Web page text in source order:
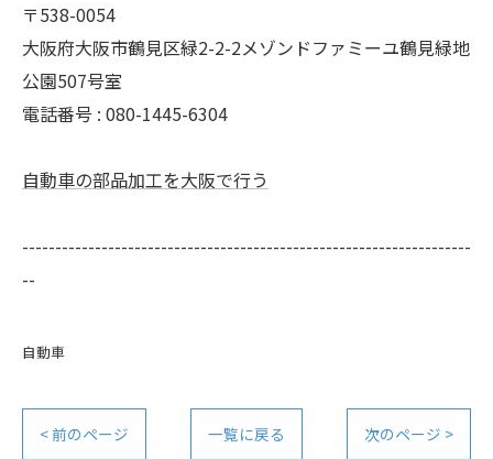
〒538-0054
大阪府大阪市鶴見区緑2-2-2メゾンドファミーユ鶴見緑地
公園507号室
電話番号 : 080-1445-6304
自動車の部品加工を大阪で行う
--------------------------------------------------------------------
--
自動車
< 前のページ 一覧に戻る 次のページ >